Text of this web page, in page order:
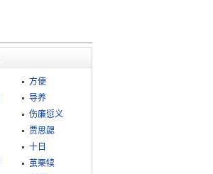
方便
导养
伤廉愆义
贾思勰
十日
茧栗犊